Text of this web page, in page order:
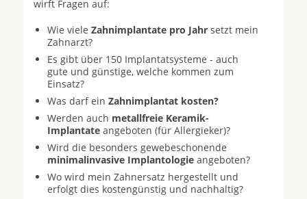
wirft Fragen auf:
Wie viele Zahnimplantate pro Jahr setzt mein
Zahnarzt?
Es gibt über 150 Implantatsysteme - auch
gute und günstige, welche kommen zum
Einsatz?
Was darf ein Zahnimplantat kosten?
Werden auch metallfreie Keramik-
Implantate angeboten (für Allergieker)?
Wird die besonders gewebeschonende
minimalinvasive Implantologie angeboten?
Wo wird mein Zahnersatz hergestellt und
erfolgt dies kostengünstig und nachhaltig?